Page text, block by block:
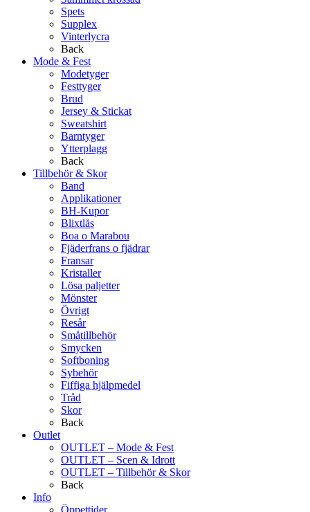
Spets
Supplex
Vinterlycra
Back
Mode & Fest
Modetyger
Festtyger
Brud
Jersey & Stickat
Sweatshirt
Barntyger
Ytterplagg
Back
Tillbehör & Skor
Band
Applikationer
BH-Kupor
Blixtlås
Boa o Marabou
Fjäderfrans o fjädrar
Fransar
Kristaller
Lösa paljetter
Mönster
Övrigt
Resår
Småtillbehör
Smycken
Softboning
Sybehör
Fiffiga hjälpmedel
Tråd
Skor
Back
Outlet
OUTLET – Mode & Fest
OUTLET – Scen & Idrott
OUTLET – Tillbehör & Skor
Back
Info